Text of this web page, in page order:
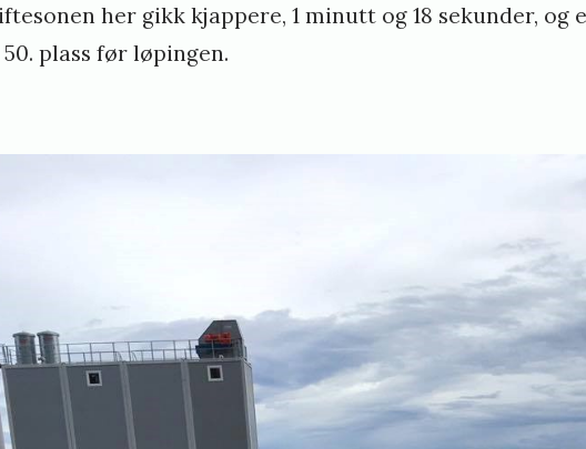
her gikk kjappere, 1 minutt og 18 sekunder, og
plass før løpingen.